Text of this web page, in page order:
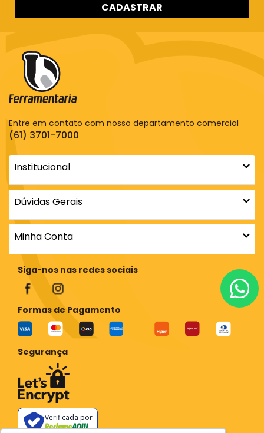
CADASTRAR
Entre em contato com nosso departamento comercial
(61) 3701-7000
Institucional
Dúvidas Gerais
Minha Conta
Siga-nos nas redes sociais
Formas de Pagamento
Segurança
Verificada por